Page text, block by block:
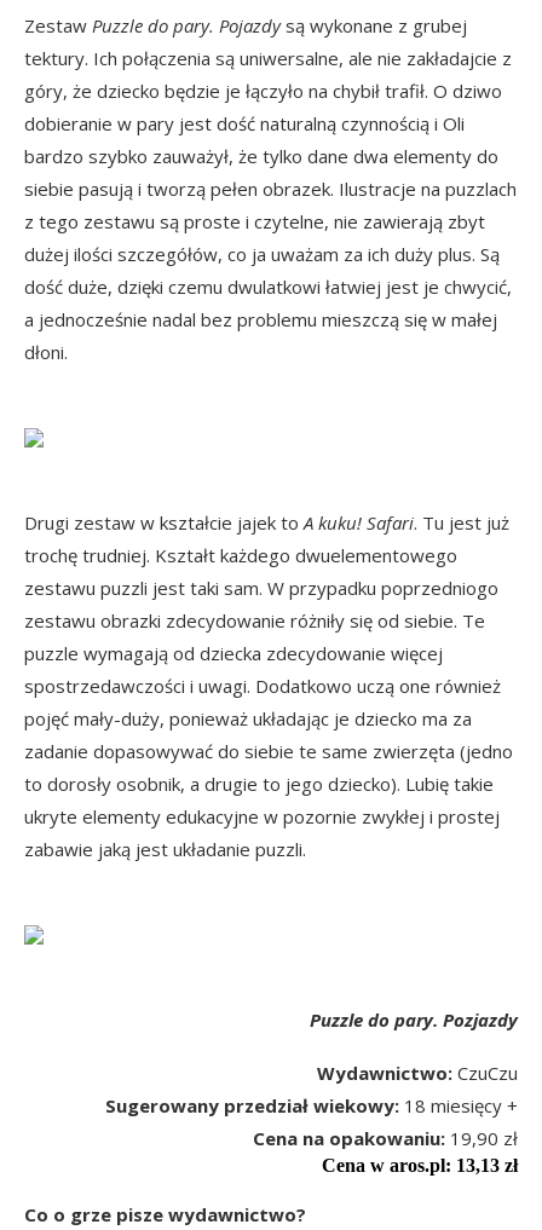
Zestaw Puzzle do pary. Pojazdysą wykonane z grubej
tektury. Ich połączenia są uniwersalne, ale nie zakładajcie z
góry, że dziecko będzie je łączyło na chybił trafił. O dziwo
dobieranie w pary jest dość naturalną czynnością i Oli
bardzo szybko zauważył, że tylko dane dwa elementy do
siebie pasują i tworzą pełen obrazek. Ilustracje na puzzlach
z tego zestawu są proste i czytelne, nie zawierają zbyt
dużej ilości szczegółów, co ja uważam za ich duży plus. Są
dość duże, dzięki czemu dwulatkowi łatwiej jest je chwycić,
a jednocześnie nadal bez problemu mieszczą się w małej
dłoni.
Drugi zestaw w kształcie jajek toA kuku! Safari. Tu jest już
trochę trudniej. Kształt każdego dwuelementowego
zestawu puzzli jest taki sam. W przypadku poprzedniogo
zestawu obrazki zdecydowanie różniły się od siebie. Te
puzzle wymagają od dziecka zdecydowanie więcej
spostrzedawczości i uwagi. Dodatkowo uczą one również
pojęć mały-duży, ponieważ układając je dziecko ma za
zadanie dopasowywać do siebie te same zwierzęta (jedno
to dorosły osobnik, a drugie to jego dziecko). Lubię takie
ukryte elementy edukacyjne w pozornie zwykłej i prostej
zabawie jaką jest układanie puzzli.
Puzzle do pary. Pozjazdy
Wydawnictwo: CzuCzu
Sugerowany przedział wiekowy: 18 miesięcy +
Cena na opakowaniu: 19,90 zł
Cena w aros.pl: 13,13 zł
Co o grze pisze wydawnictwo?